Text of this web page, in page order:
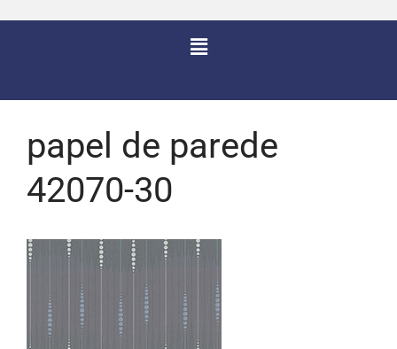
papel de parede
42070-30